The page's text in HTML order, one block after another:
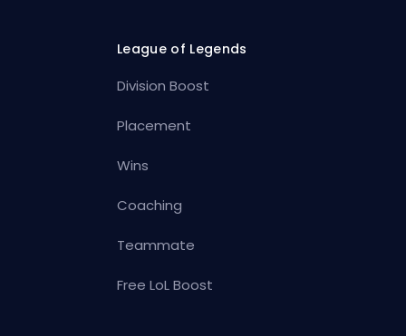
League of Legends
Division Boost
Placement
Wins
Coaching
Teammate
Free LoL Boost